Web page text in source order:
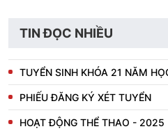
TIN ĐỌC NHIỀU
TUYỂN SINH KHÓA 21 NĂM
PHIẾU ĐĂNG KÝ XÉT TUYỂN
HOẠT ĐỘNG THỂ THAO - 2025